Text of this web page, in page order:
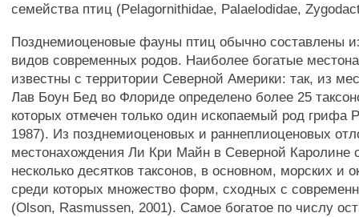
семейства птиц (Pelagornithidae, Palaelodidae,
Позднемиоценовые фауны птиц обычно составлены
видов современных родов. Наиболее богатые
известны с территории Северной Америки: так, из
Лав Боун Бед во Флориде определено более 25
которых отмечен только один ископаемый род грифа
1987). Из позднемиоценовых и раннеплиоценовых
местонахождения Ли Кри Майн в Северной Каролине
несколько десятков таксонов, в основном, морских и
среди которых множество форм, сходных с
(Olson, Rasmussen, 2001). Самое богатое по числу